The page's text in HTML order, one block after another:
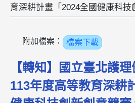
育深耕計畫「2024全國健康科技
附加檔案： 檔案下載
【轉知】國立臺北護
113年度高等教育深耕